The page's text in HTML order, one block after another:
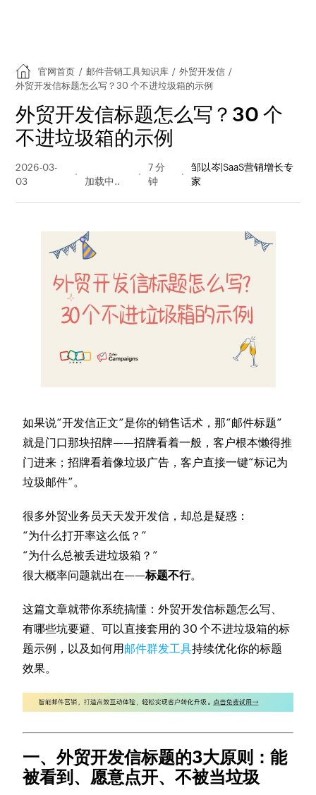
官网首页 / 邮件营销工具知识库 / 外贸开发信 /
外贸开发信标题怎么写？30 个不进垃圾箱的示例
外贸开发信标题怎么写？30 个
不进垃圾箱的示例
2026-03-
03
量
7 分
钟
邹以岑|SaaS营销增长专
家
如果说“开发信正文”是你的销售话术，那“邮件标题”
就是门口那块招牌——招牌看着一般，客户根本懒得推
门进来；招牌看着像垃圾广告，客户直接一键“标记为
垃圾邮件”。
很多外贸业务员天天发开发信，却总是疑惑：
“为什么打开率这么低？”
“为什么总被丢进垃圾箱？”
很大概率问题就出在——标题不行。
这篇文章就带你系统搞懂：外贸开发信标题怎么写、
有哪些坑要避、可以直接套用的 30 个不进垃圾箱的标
题示例，以及如何用邮件群发工具持续优化你的标题
效果。
一、外贸开发信标题的3大原则：能
被看到、愿意点开、不被当垃圾